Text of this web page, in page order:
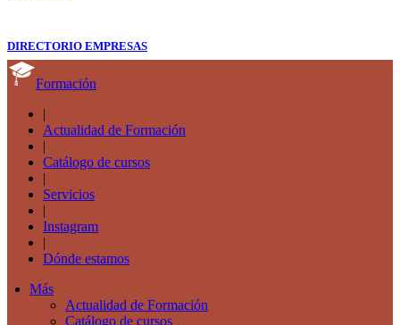
DIRECTORIO EMPRESAS
Formación
|
Actualidad de Formación
|
Catálogo de cursos
|
Servicios
|
Instagram
|
Dónde estamos
Más
Actualidad de Formación
Catálogo de cursos